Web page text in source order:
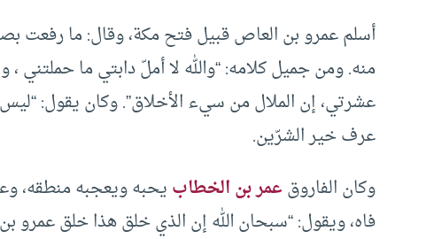
أسلم عمرو بن العاص قبيل فتح مكة، وقال: ما رفعت
منه. ومن جميل كلامه: “والله لا أملّ دابتي ما
عشرتي، إن الملال من سيء الأخلاق”. وكان يقول:
عرف خير الشرّين.
وكان الفاروقعمر بن الخطابيحبه ويعجبه منطقه،
فاه، ويقول: “سبحان الله إن الذي خلق هذا خلق عمرو